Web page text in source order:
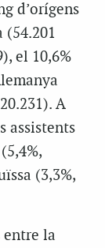
d’orígens
(54.201
el 10,6%
A
assistents
(3,3%,
entre la